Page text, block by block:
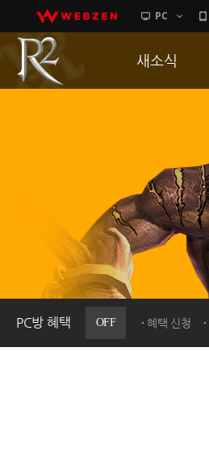
PC
PC방 혜택 OFF 혜택 신청
새소식
이벤트
히스토리
PC방으로간다